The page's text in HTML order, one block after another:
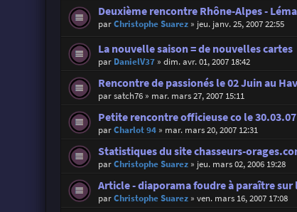
Deuxième rencontre Rhône-Alpes -
parChristophe Suarez» jeu. janv. 25, 2007 22:55
La nouvelle saison = de nouvelles cartes
par DanielV37» dim. avr. 01, 2007 18:42
Rencontre de passionés le 02 Juin au
parsatch76» mar. mars 27, 2007 15:11
Petite rencontre officieuse co le 30.03.07
parCharlot 94» mar. mars 20, 2007 12:31
Statistiques du site chasseurs-
parChristophe Suarez» jeu. mars 02, 2006 19:28
Article - diaporama foudre à paraître
parChristophe Suarez» ven. mars 16, 2007 17:08